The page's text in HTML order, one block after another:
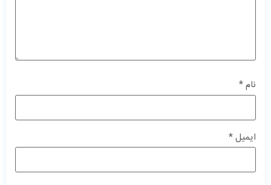
نام*
ایمیل*